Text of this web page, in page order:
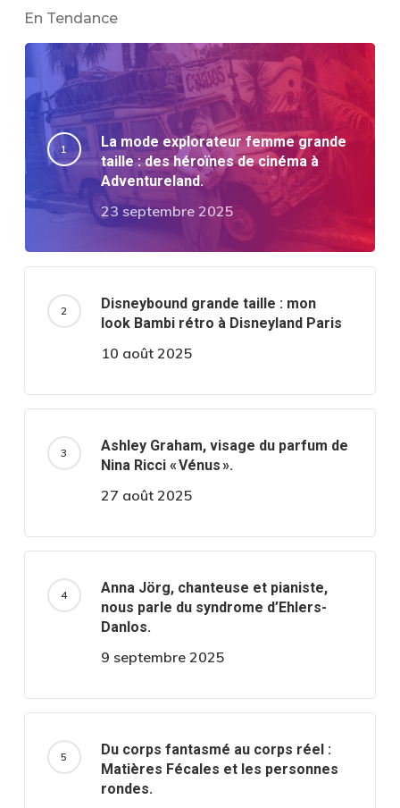
En Tendance
La mode explorateur femme grande
taille : des héroïnes de cinéma à
Adventureland.
23 septembre 2025
Disneybound grande taille : mon
look Bambi rétro à Disneyland Paris
10 août 2025
Ashley Graham, visage du parfum de
Nina Ricci « Vénus ».
27 août 2025
Anna Jörg, chanteuse et pianiste,
nous parle du syndrome d’Ehlers-
Danlos.
9 septembre 2025
Du corps fantasmé au corps réel :
Matières Fécales et les personnes
rondes.